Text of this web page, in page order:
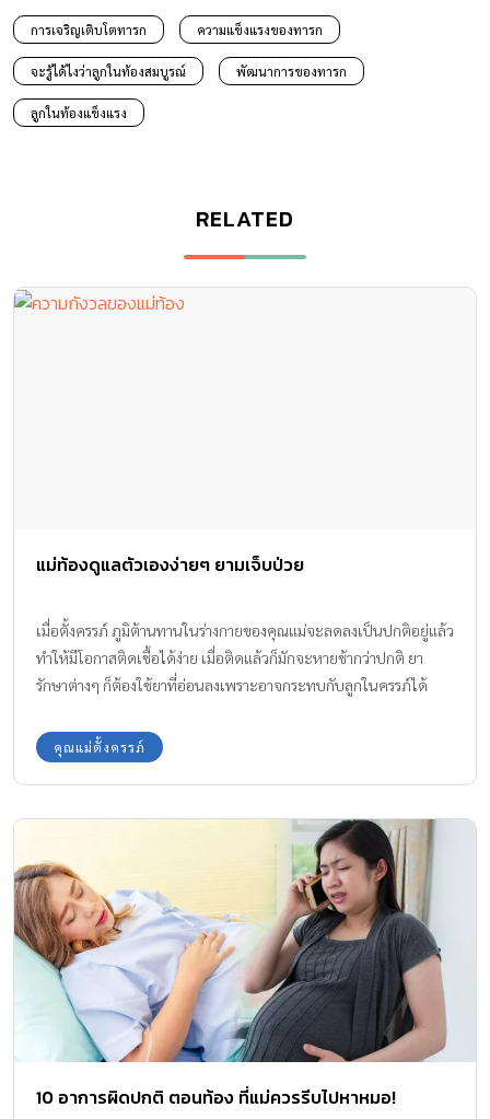
การเจริญเติบโตทารก ความแข็งแรงของทารก
จะรู้ได้ไงว่าลูกในท้องสมบูรณ์ พัฒนาการของทารก
ลูกในท้องแข็งแรง
RELATED
แม่ท้องดูแลตัวเองง่ายๆ ยามเจ็บป่วย
เมื่อตั้งครรภ์ ภูมิต้านทานในร่างกายของคุณแม่จะลดลงเป็นปกติอยู่แล้ว
ทำให้มีโอกาสติดเชื้อได้ง่าย เมื่อติดแล้วก็มักจะหายช้ากว่าปกติ ยา
รักษาต่างๆ ก็ต้องใช้ยาที่อ่อนลงเพราะอาจกระทบกับลูกในครรภ์ได้
ลูกน้อยเจริญเติบโตช้าได้ด้วย
คุณแม่ตั้งครรภ์
10 อาการผิดปกติ ตอนท้อง ที่แม่ควรรีบไปหาหมอ!